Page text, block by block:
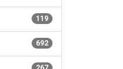
119
692